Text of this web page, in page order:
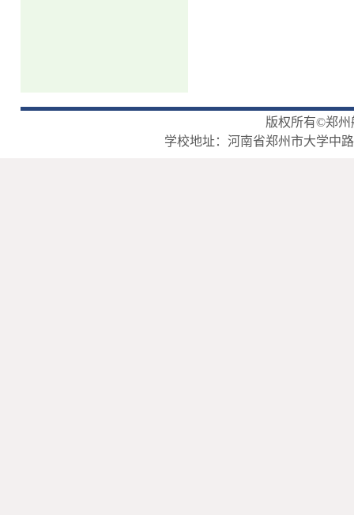
版权所有©郑州
学校地址：河南省郑州市大学中路